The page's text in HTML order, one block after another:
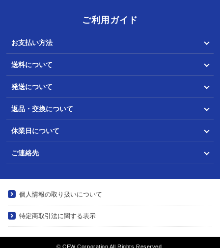
ご利用ガイド
お支払い方法
送料について
発送について
返品・交換について
休業日について
ご連絡先
個人情報の取り扱いについて
特定商取引法に関する表示
© CEW Corporation All Rights Reserved.